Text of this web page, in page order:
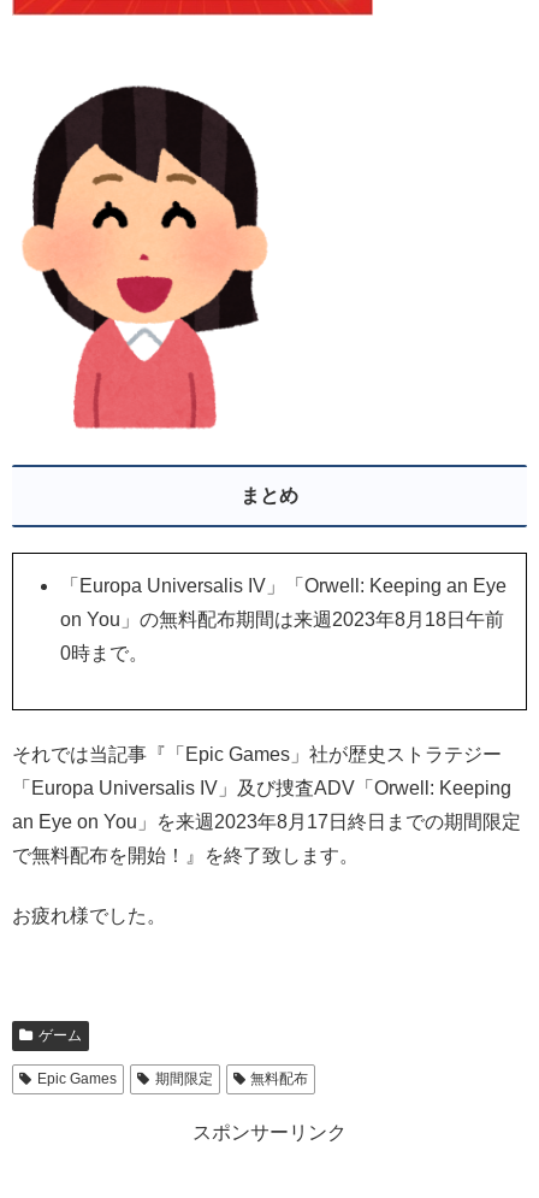
まとめ
「Europa Universalis IV」「Orwell: Keeping an Eye
on You」の無料配布期間は来週2023年8月18日午前
0時まで。
それでは当記事『「Epic Games」社が歴史ストラテジー
「Europa Universalis IV」及び捜査ADV「Orwell: Keeping
an Eye on You」を来週2023年8月17日終日までの期間限定
で無料配布を開始！』を終了致します。
お疲れ様でした。
ゲーム
Epic Games 期間限定 無料配布
スポンサーリンク